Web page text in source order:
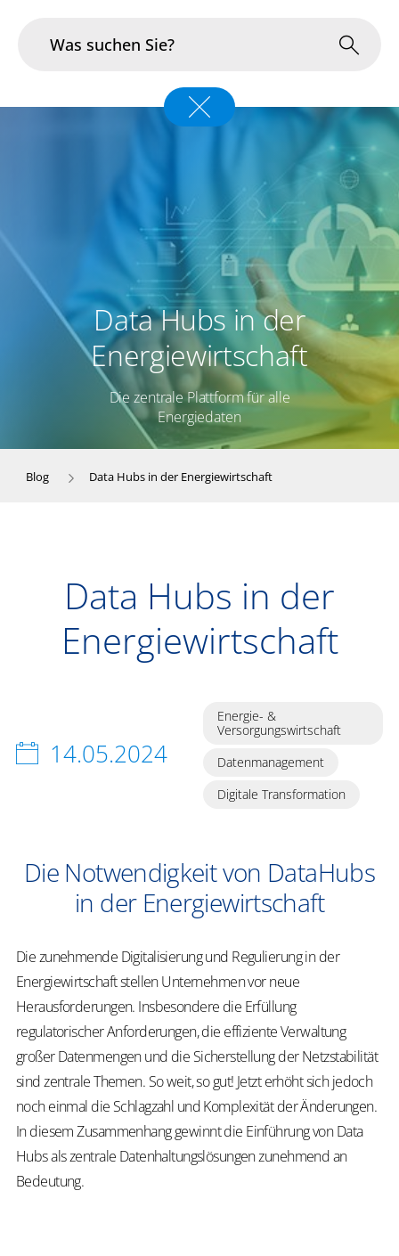
Infrastruktur & Betrieb
Über uns
Data Hubs in der
Energiewirtschaft
Die zentrale Plattform für alle
Energiedaten
Blog Data Hubs in der Energiewirtschaft
Data Hubs in der
Energiewirtschaft
14.05.2024
Energie- &
Versorgungswirtschaft
Datenmanagement
Digitale Transformation
Die Notwendigkeit von DataHubs
in der Energiewirtschaft
Die zunehmende Digitalisierung und Regulierung in der
Energiewirtschaft stellen Unternehmen vor neue
Herausforderungen. Insbesondere die Erfüllung
regulatorischer Anforderungen, die effiziente Verwaltung
großer Datenmengen und die Sicherstellung der Netzstabilität
sind zentrale Themen. So weit, so gut! Jetzt erhöht sich jedoch
noch einmal die Schlagzahl und Komplexität der Änderungen.
In diesem Zusammenhang gewinnt die Einführung von Data
Hubs als zentrale Datenhaltungslösungen zunehmend an
Bedeutung.